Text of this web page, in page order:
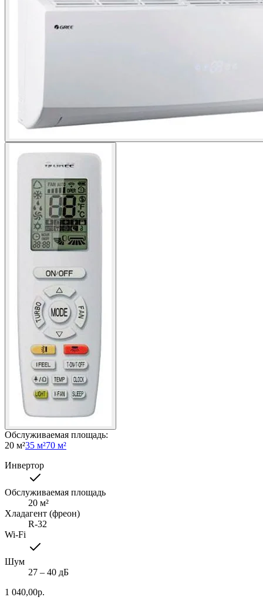
Обслуживаемая площадь:
20 м²35 м²70 м²
Инвертор
Обслуживаемая площадь
20 м²
Хладагент (фреон)
R-32
Wi-Fi
Шум
27 ‒ 40 дБ
1 040,00р.